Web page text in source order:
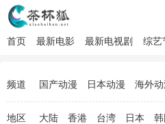
首页 最新电影 最新电视剧 综艺
频道 国产动漫 日本动漫 海外动
地区 大陆 香港 台湾 日本 韩